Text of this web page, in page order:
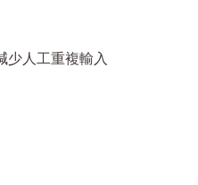
少人工重複輸入